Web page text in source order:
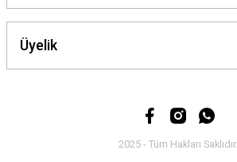
Üyelik
2025 - Tüm Hakları Saklıdır.